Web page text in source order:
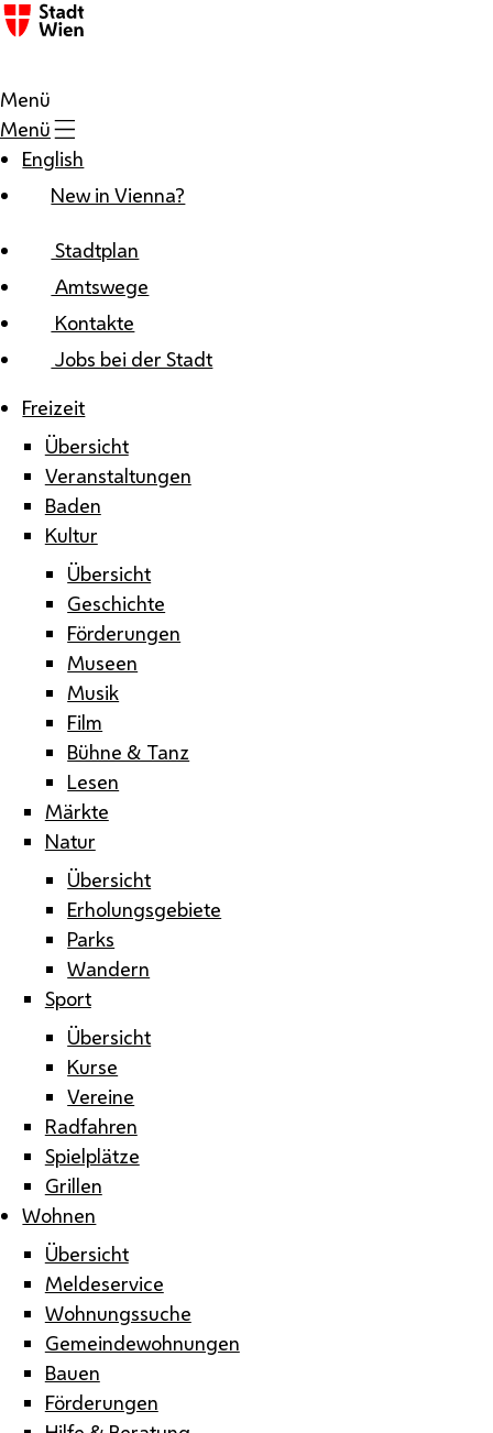
Zum Inhalt
Menü
Menü
English
New in Vienna?
Stadtplan
Amtswege
Kontakte
Jobs bei der Stadt
Freizeit
Übersicht
Veranstaltungen
Baden
Kultur
Übersicht
Geschichte
Förderungen
Museen
Musik
Film
Bühne & Tanz
Lesen
Märkte
Natur
Übersicht
Erholungsgebiete
Parks
Wandern
Sport
Übersicht
Kurse
Vereine
Radfahren
Spielplätze
Grillen
Wohnen
Übersicht
Meldeservice
Wohnungssuche
Gemeindewohnungen
Bauen
Förderungen